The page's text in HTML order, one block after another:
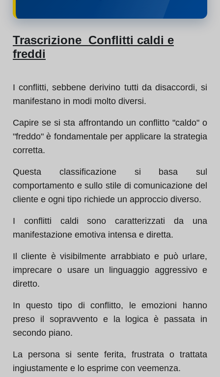
Trascrizione Conflitti caldi e
freddi
I conflitti, sebbene derivino tutti da disaccordi, si
manifestano in modi molto diversi.
Capire se si sta affrontando un conflitto "caldo" o
"freddo" è fondamentale per applicare la strategia
corretta.
Questa classificazione si basa sul
comportamento e sullo stile di comunicazione del
cliente e ogni tipo richiede un approccio diverso.
I conflitti caldi sono caratterizzati da una
manifestazione emotiva intensa e diretta.
Il cliente è visibilmente arrabbiato e può urlare,
imprecare o usare un linguaggio aggressivo e
diretto.
In questo tipo di conflitto, le emozioni hanno
preso il sopravvento e la logica è passata in
secondo piano.
La persona si sente ferita, frustrata o trattata
ingiustamente e lo esprime con veemenza.